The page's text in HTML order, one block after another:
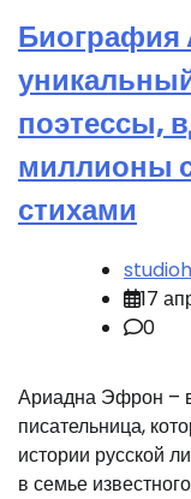
поэтессы,
миллионы
стихами
17
0
Ариадна Эфрон –
писательница,
истории русской
в семье